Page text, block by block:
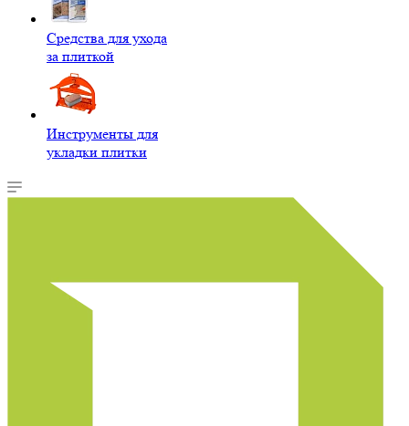
Средства для ухода
за плиткой
Инструменты для
укладки плитки